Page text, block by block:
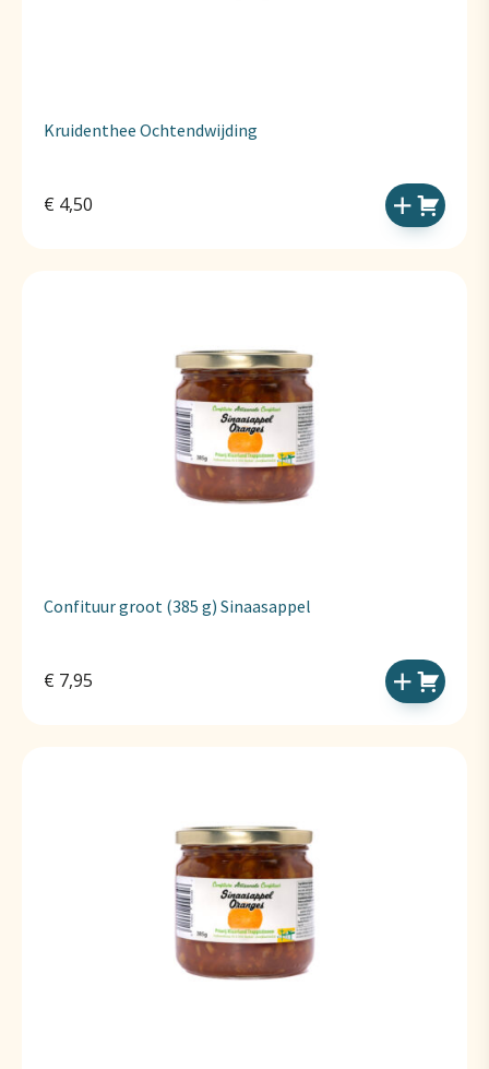
Kruidenthee Ochtendwijding
€ 4,50
Confituur groot (385 g) Sinaasappel
€ 7,95